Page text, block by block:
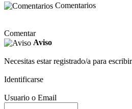
Comentarios
Comentar
Aviso
Necesitas estar registrado/a para
Identificarse
Usuario o Email